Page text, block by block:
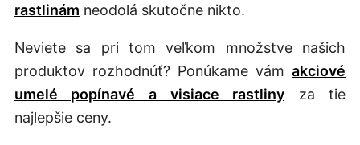
rastlinám neodolá skutočne nikto.
Neviete sa pri tom veľkom množstve našich
produktov rozhodnúť? Ponúkame vámakciové
umelé popínavé a visiace rastliny za tie
najlepšie ceny.